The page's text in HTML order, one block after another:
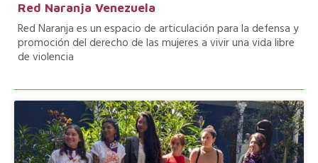
Red Naranja Venezuela
Red Naranja es un espacio de articulación para la defensa y
promoción del derecho de las mujeres a vivir una vida libre
de violencia